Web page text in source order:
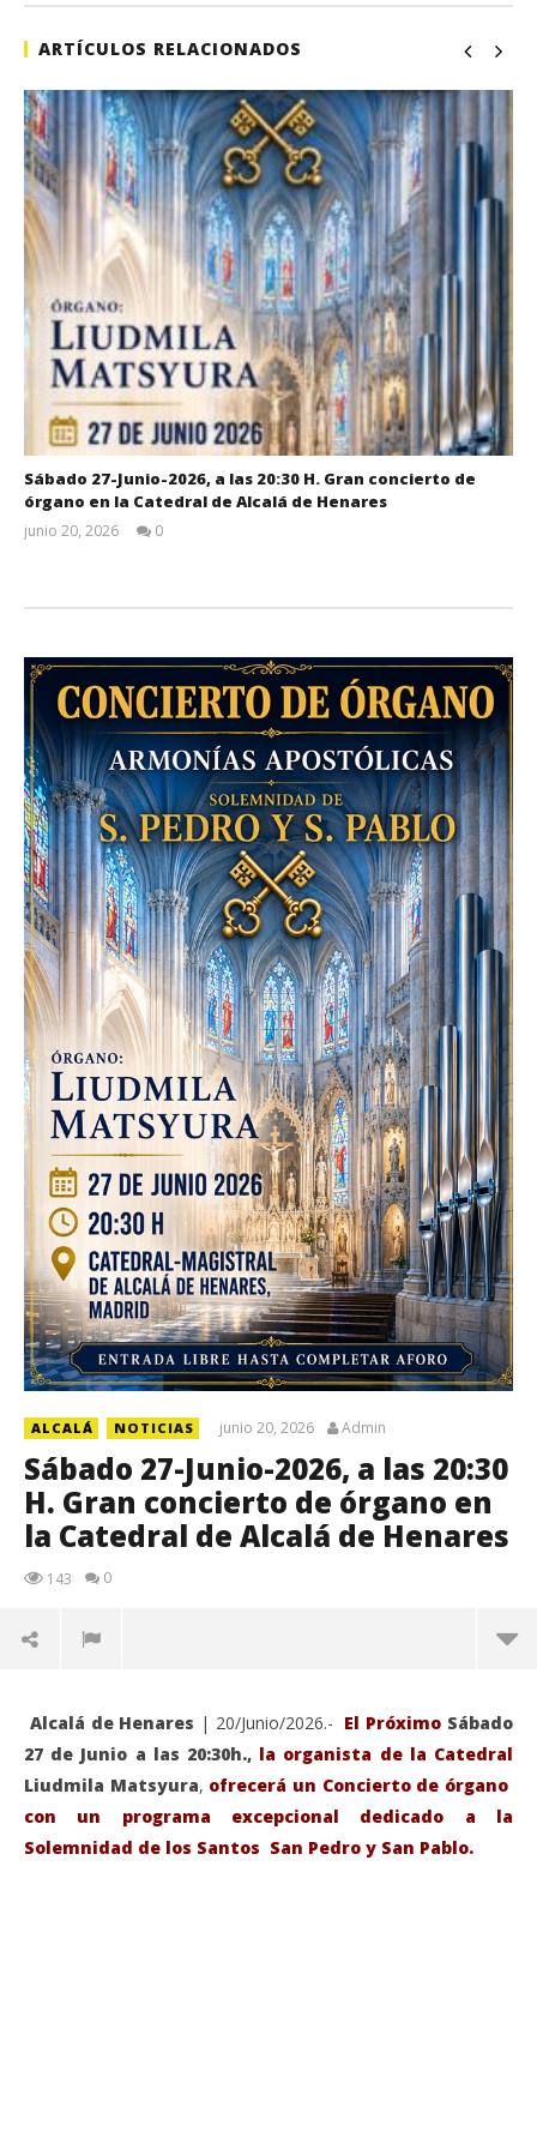
ARTÍCULOS RELACIONADOS
Sábado 27-Junio-2026, a las 20:30 H. Gran concierto de
órgano en la Catedral de Alcalá de Henares
junio 20, 2026
0
ALCALÁ NOTICIAS junio 20, 2026 Admin
Sábado 27-Junio-2026, a las 20:30
H. Gran concierto de órgano en
la Catedral de Alcalá de Henares
143 0
Alcalá de Henares | 20/Junio/2026.- El Próximo Sábado
27 de Junio a las 20:30h., la organista de la Catedral
Liudmila Matsyura, ofrecerá un Concierto de órgano
con un programa excepcional dedicado a la
Solemnidad de los Santos San Pedro y San Pablo.